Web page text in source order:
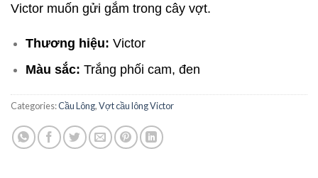
Victor muốn gửi gắm trong cây vợt.
Thương hiệu: Victor
Màu sắc: Trắng phối cam, đen
Categories:Cầu Lông,Vợt cầu lông Victor